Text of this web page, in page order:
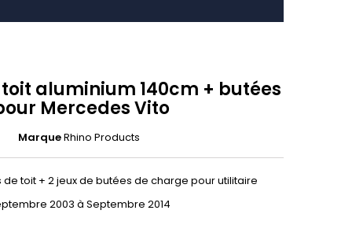
aluminium 140cm + butées
Mercedes Vito
MarqueRhino Products
toit + 2 jeux de butées de charge pour utilitaire
2003 à Septembre 2014